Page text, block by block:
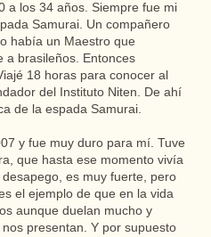
a los 34 años. Siempre fue mi
Samurai. Un compañero
había un Maestro que
a brasileños. Entonces
18 horas para conocer al
del Instituto Niten. De ahí
de la espada Samurai.
y fue muy duro para mí. Tuve
que hasta ese momento vivía
es muy fuerte, pero
el ejemplo de que en la vida
aunque duelan mucho y
presentan. Y por supuesto